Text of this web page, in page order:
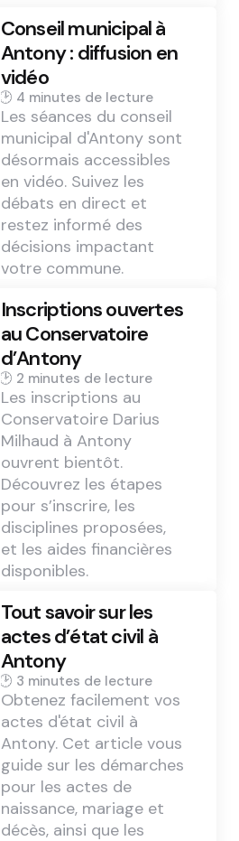
Conseil municipal à
Antony : diffusion en
vidéo
4 min
Les séances du conseil
municipal d'Antony sont
désormais accessibles
en vidéo. Suivez les
débats en direct et
restez informé des
décisions impactant
votre commune.
Inscriptions ouvertes
au Conservatoire
d’Antony
2 min
Les inscriptions au
Conservatoire Darius
Milhaud à Antony
ouvrent bientôt.
Découvrez les étapes
pour s’inscrire, les
disciplines proposées,
et les aides financières
disponibles.
Tout savoir sur les
actes d’état civil à
Antony
3 min
Obtenez facilement vos
actes d'état civil à
Antony. Cet article vous
guide sur les démarches
pour les actes de
naissance, mariage et
décès, ainsi que les